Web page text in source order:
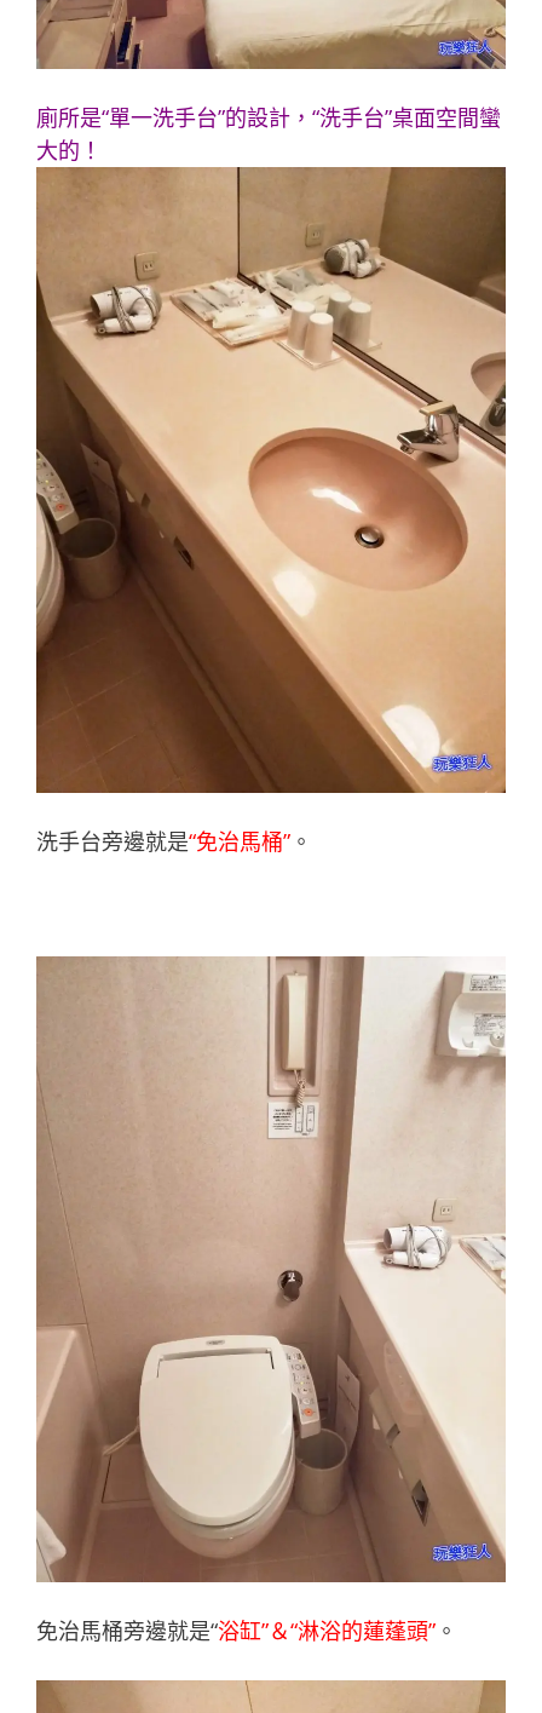
廁所是“單一洗手台”的設計，“洗手台”桌面空間蠻
大的！
洗手台旁邊就是“免治馬桶” 。
免治馬桶旁邊就是“浴缸”＆“淋浴的蓮蓬頭” 。